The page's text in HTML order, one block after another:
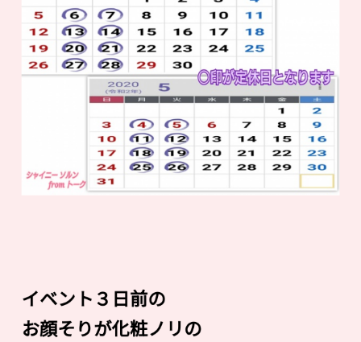
イベント３日前の
お顔そりが化粧ノリの